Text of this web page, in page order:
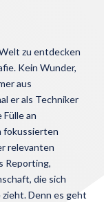
zu entdecken
Kein Wunder,
aus
er als Techniker
an
fokussierten
relevanten
Reporting,
die sich
Denn es geht